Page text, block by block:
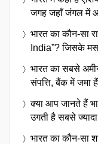
जगह जहाँ जंगल में
भारत का कौन-सा
India”? जिसके
भारत का सबसे
संपत्ति, बैंक में जमा
क्या आप जानते हैं
उगती है सबसे
भारत का कौन-सा